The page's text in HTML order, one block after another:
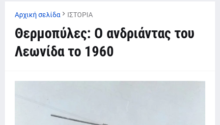
Αρχική σελίδα ΙΣΤΟΡΙΑ
Θερμοπύλες: Ο ανδριάντας του
Λεωνίδα το 1960